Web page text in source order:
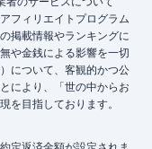
フィリエイトプログラム
掲載情報やランキングに
や金銭による影響を一切
について、客観的かつ公
により、「世の中からお
を目指しております。